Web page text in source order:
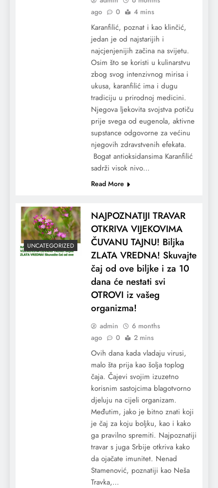
ago
0 4 mins
Karanfilić, poznat i kao klinčić,
jedan je od najstarijih i
najcjenjenijih začina na svijetu.
Osim što se koristi u kulinarstvu
zbog svog intenzivnog mirisa i
ukusa, karanfilić ima i dugu
tradiciju u prirodnoj medicini.
Njegova ljekovita svojstva potiču
prije svega od eugenola, aktivne
supstance odgovorne za većinu
njegovih zdravstvenih efekata.
Bogat antioksidansima Karanfilić
sadrži visok nivo…
Read More
UNCATEGORIZED
NAJPOZNATIJI TRAVAR
OTKRIVA VIJEKOVIMA
ČUVANU TAJNU! Biljka
ZLATA VREDNA! Skuvajte
čaj od ove biljke i za 10
dana će nestati svi
OTROVI iz vašeg
organizma!
admin
6 months
ago
0 2 mins
Ovih dana kada vladaju virusi,
malo šta prija kao šolja toplog
čaja. Čajevi svojim izuzetno
korisnim sastojcima blagotvorno
djeluju na cijeli organizam.
Međutim, jako je bitno znati koji
je čaj za koju boljku, kao i kako
ga pravilno spremiti. Najpoznatiji
travar s juga Srbije otkriva kako
da ojačate imunitet. Nenad
Stamenović, poznatiji kao Neša
Travka,…